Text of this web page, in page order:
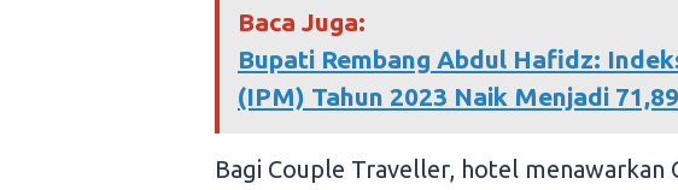
Baca Juga:
Bupati Rembang Abdul Hafidz:
(IPM) Tahun 2023 Naik Menjadi
Bagi Couple Traveller, hotel menawarkan